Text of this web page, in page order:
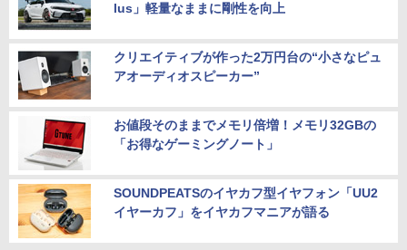
lus」軽量なままに剛性を向上
クリエイティブが作った2万円台の“小さなピュ
アオーディオスピーカー”
お値段そのままでメモリ倍増！メモリ32GBの
「お得なゲーミングノート」
SOUNDPEATSのイヤカフ型イヤフォン「UU2
イヤーカフ」をイヤカフマニアが語る